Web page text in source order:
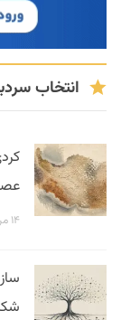
انتخاب
۱۴ مرداد ۱۴۰۵